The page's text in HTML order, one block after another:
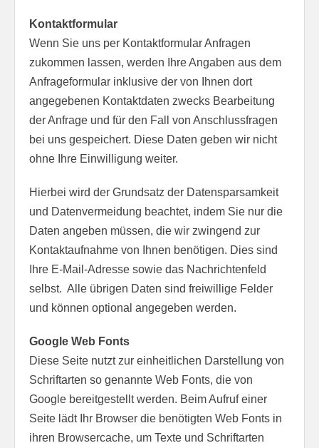
Kontaktformular
Wenn Sie uns per Kontaktformular Anfragen
zukommen lassen, werden Ihre Angaben aus dem
Anfrageformular inklusive der von Ihnen dort
angegebenen Kontaktdaten zwecks Bearbeitung
der Anfrage und für den Fall von Anschlussfragen
bei uns gespeichert. Diese Daten geben wir nicht
ohne Ihre Einwilligung weiter.
Hierbei wird der Grundsatz der Datensparsamkeit
und Datenvermeidung beachtet, indem Sie nur die
Daten angeben müssen, die wir zwingend zur
Kontaktaufnahme von Ihnen benötigen. Dies sind
Ihre E-Mail-Adresse sowie das Nachrichtenfeld
selbst. Alle übrigen Daten sind freiwillige Felder
und können optional angegeben werden.
Google Web Fonts
Diese Seite nutzt zur einheitlichen Darstellung von
Schriftarten so genannte Web Fonts, die von
Google bereitgestellt werden. Beim Aufruf einer
Seite lädt Ihr Browser die benötigten Web Fonts in
ihren Browsercache, um Texte und Schriftarten